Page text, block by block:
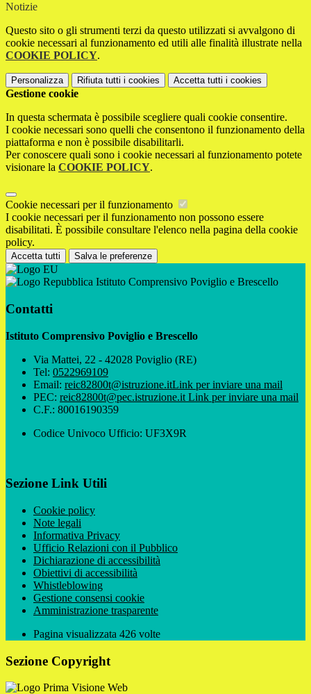
Notizie
Questo sito o gli strumenti terzi da questo utilizzati si avvalgono di
cookie necessari al funzionamento ed utili alle finalità illustrate nella
COOKIE POLICY.
Personalizza Rifiuta tutti i cookies Accetta tutti i cookies
Gestione cookie
In questa schermata è possibile scegliere quali cookie consentire.
I cookie necessari sono quelli che consentono il funzionamento della
piattaforma e non è possibile disabilitarli.
Per conoscere quali sono i cookie necessari al funzionamento potete
visionare la COOKIE POLICY.
Cookie necessari per il funzionamento
I cookie necessari per il funzionamento non possono essere
disabilitati. È possibile consultare l'elenco nella pagina della cookie
policy.
Accetta tutti Salva le preferenze
Istituto Comprensivo Poviglio e Brescello
Contatti
Istituto Comprensivo Poviglio e Brescello
Via Mattei, 22 - 42028 Poviglio (RE)
Tel: 0522969109
Email: reic82800t@istruzione.itLink per inviare una mail
PEC: reic82800t@pec.istruzione.it Link per inviare una mail
C.F.: 80016190359
Codice Univoco Ufficio: UF3X9R
Sezione Link Utili
Cookie policy
Note legali
Informativa Privacy
Ufficio Relazioni con il Pubblico
Dichiarazione di accessibilità
Obiettivi di accessibilità
Whistleblowing
Gestione consensi cookie
Amministrazione trasparente
Pagina visualizzata 426 volte
Sezione Copyright